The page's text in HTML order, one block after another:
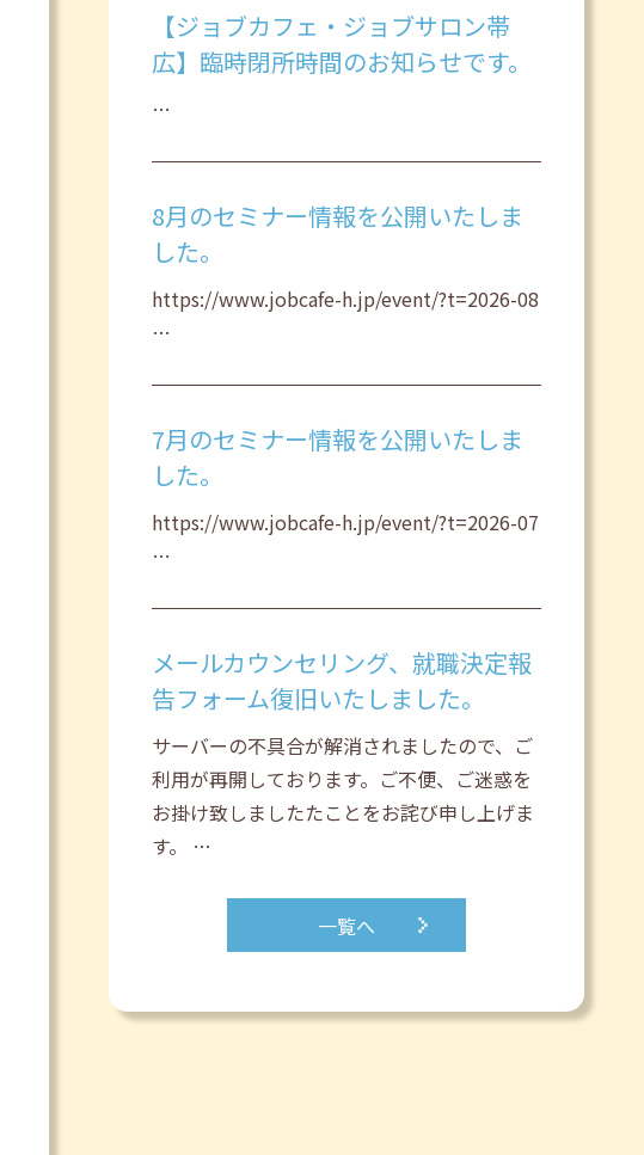
【ジョブカフェ・ジョブサロン帯
広】臨時閉所時間のお知らせです。
…
8月のセミナー情報を公開いたしま
した。
https://www.jobcafe-h.jp/event/?t=2026-08
…
7月のセミナー情報を公開いたしま
した。
https://www.jobcafe-h.jp/event/?t=2026-07
…
メールカウンセリング、就職決定報
告フォーム復旧いたしました。
サーバーの不具合が解消されましたので、ご
利用が再開しております。ご不便、ご迷惑を
お掛け致しましたたことをお詫び申し上げま
す。 …
一覧へ